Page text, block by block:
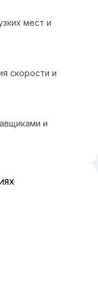
мест и
скорости и
и